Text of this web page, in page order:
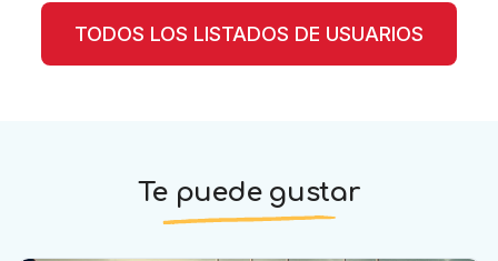
TODOS LOS LISTADOS DE USUARIOS
Te puede gustar